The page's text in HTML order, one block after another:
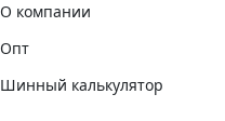
О компании
Опт
Шинный калькулятор